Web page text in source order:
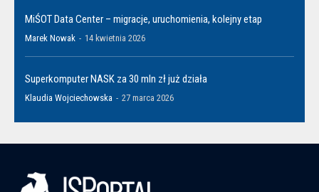
MiŚOT Data Center – migracje, uruchomienia, kolejny etap
Marek Nowak - 14 kwietnia 2026
Superkomputer NASK za 30 mln zł już działa
Klaudia Wojciechowska - 27 marca 2026